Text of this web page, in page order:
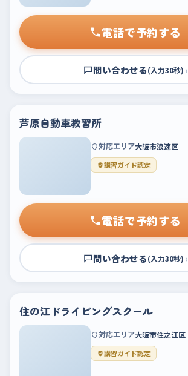
電話で予約する
問い合わせる(入力30秒) ›
芦原自動車教習所
対応エリア大阪市浪速区
講習ガイド認定
電話で予約する
問い合わせる(入力30秒) ›
住の江ドライビングスクール
対応エリア大阪市住之江区
講習ガイド認定